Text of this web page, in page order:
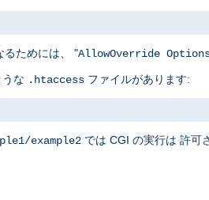
るためには、 "AllowOverride
な .htaccess ファイルがあります:
example2 では CGI の実行は 許可